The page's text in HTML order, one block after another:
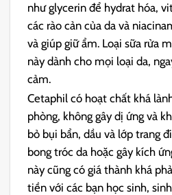
như glycerin để hydrat hóa,
các rào cản của da và
và giúp giữ ẩm. Loại sữa rửa
này dành cho mọi loại da,
cảm.
Cetaphil có hoạt chất khá
phòng, không gây dị ứng và
bỏ bụi bẩn, dầu và lớp trang
bong tróc da hoặc gây kích
này cũng có giá thành khá
tiền với các bạn học sinh,